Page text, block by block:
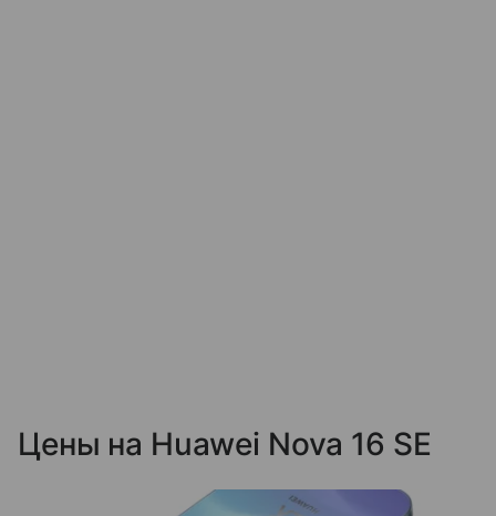
Цены на Huawei Nova 16 SE